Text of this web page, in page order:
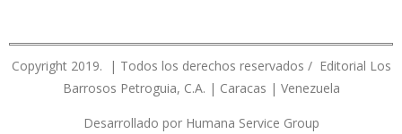
Copyright 2019. | Todos los derechos reservados / Editorial Los
Barrosos Petroguia, C.A. | Caracas | Venezuela
Desarrollado por Humana Service Group